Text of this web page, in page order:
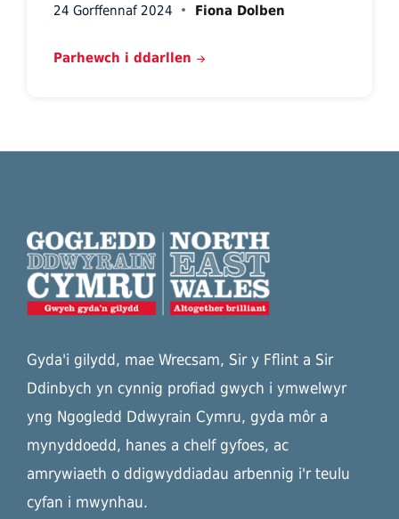
24 Gorffennaf 2024 Fiona Dolben
Parhewch i ddarllen
Gyda'i gilydd, mae Wrecsam, Sir y Fflint a Sir
Ddinbych yn cynnig profiad gwych i ymwelwyr
yng Ngogledd Ddwyrain Cymru, gyda môr a
mynyddoedd, hanes a chelf gyfoes, ac
amrywiaeth o ddigwyddiadau arbennig i'r teulu
cyfan i mwynhau.